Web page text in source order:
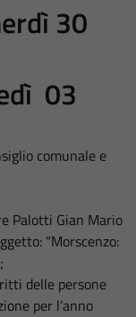
30
03
comunale e
Palotti Gian Mario
“Morscenzo:
delle persone
per l’anno